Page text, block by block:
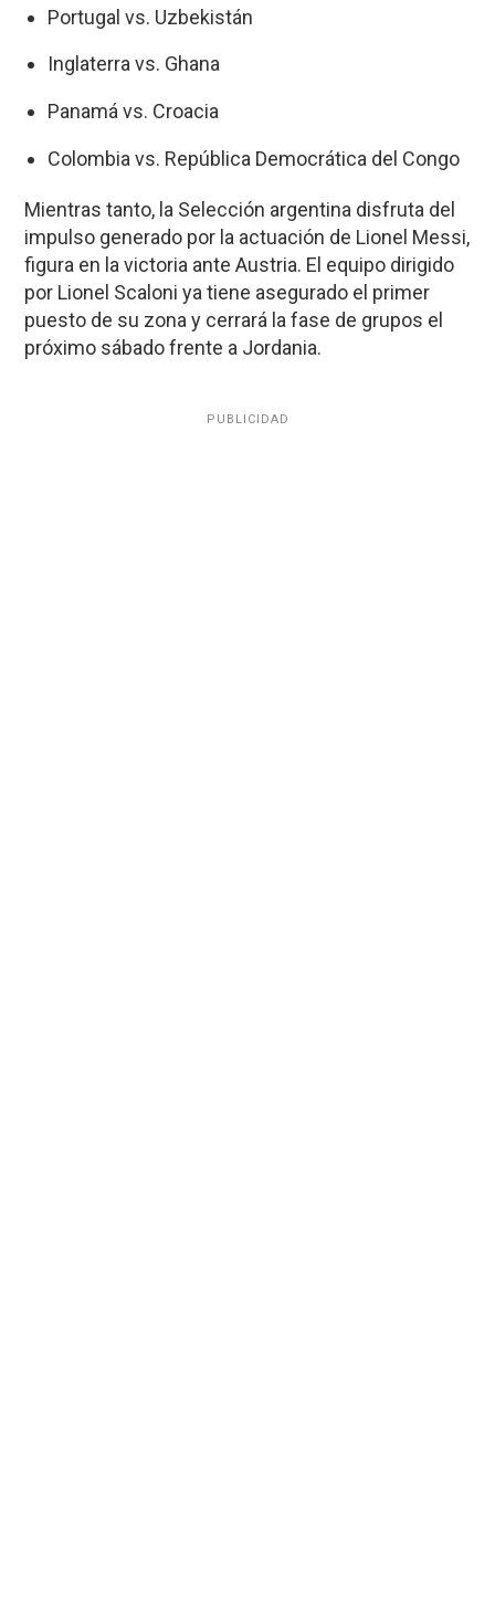
Portugal vs. Uzbekistán
Inglaterra vs. Ghana
Panamá vs. Croacia
Colombia vs. República Democrática del Congo
Mientras tanto, la Selección argentina disfruta del
impulso generado por la actuación de Lionel Messi,
figura en la victoria ante Austria. El equipo dirigido
por Lionel Scaloni ya tiene asegurado el primer
puesto de su zona y cerrará la fase de grupos el
próximo sábado frente a Jordania.
PUBLICIDAD